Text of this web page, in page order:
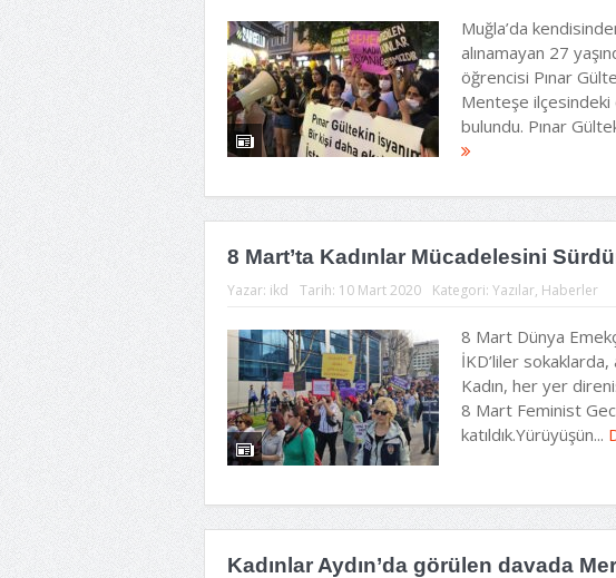
Muğla’da
alınamayan 27
öğrencisi Pınar
Menteşe ilçesindeki
bulundu. Pınar
8 Mart’ta Kadınlar Mücadelesini
Yazar: ikd Tarih: 10 Mart 2020 Kategori: Yazılar, Haberler
8 Mart Dünya
İKD’liler
Kadın, her yer
8 Mart Feminist
katıldık.Yürüyüşün...
Kadınlar Aydın’da görülen davada